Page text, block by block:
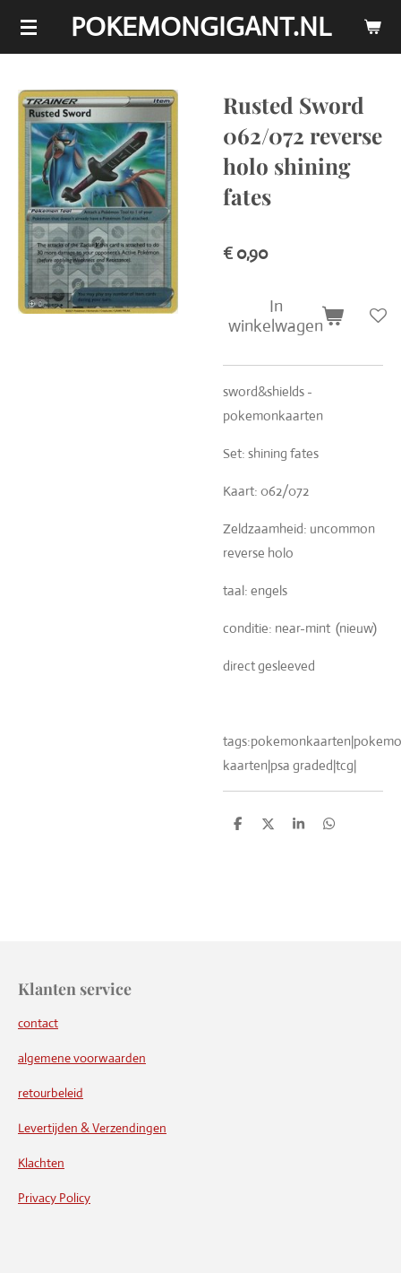
Ga
de
hoofdinhoud
POKEMONGIGANT.NL
Rusted Sword
062/072 reverse
holo shining
fates
€ 0,90
In
winkelwagen
sword&shields -
pokemonkaarten
Set: shining fates
Kaart: 062/072
Zeldzaamheid: uncommon
reverse holo
taal: engels
conditie: near-mint (nieuw)
direct gesleeved
kaarten|psa graded|tcg|
D
D
S
D
Klanten service
contact
algemene voorwaarden
retourbeleid
Levertijden & Verzendingen
Klachten
Privacy Policy